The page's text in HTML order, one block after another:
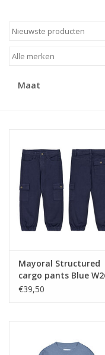
Sale!
Merken
Cadeaubon
Maat
Mayoral Structured
cargo pants Blue
€39,50